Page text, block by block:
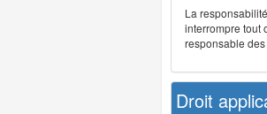
La
interrompre tout
responsable
Droit